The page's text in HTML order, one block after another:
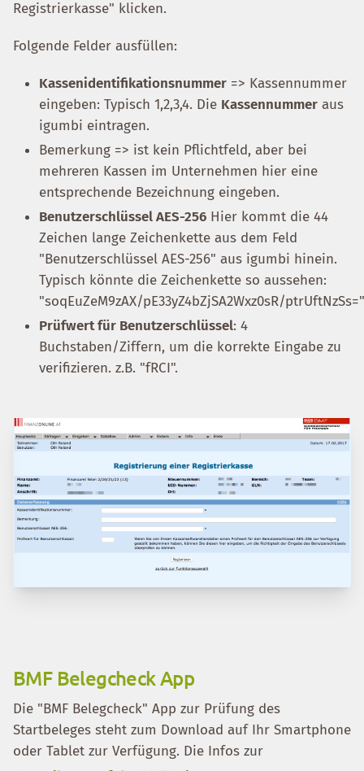
Registrierkasse" klicken.
Folgende Felder ausfüllen:
Kassenidentifikationsnummer => Kassennummer
eingeben: Typisch 1,2,3,4. Die Kassennummer aus
igumbi eintragen.
Bemerkung => ist kein Pflichtfeld, aber bei
mehreren Kassen im Unternehmen hier eine
entsprechende Bezeichnung eingeben.
Benutzerschlüssel AES-256 Hier kommt die 44
Zeichen lange Zeichenkette aus dem Feld
"Benutzerschlüssel AES-256" aus igumbi hinein.
Typisch könnte die Zeichenkette so aussehen:
"soqEuZeM9zAX/pE33yZ4bZjSA2Wxz0sR/ptrUftNzSs="
Prüfwert für Benutzerschlüssel: 4
Buchstaben/Ziffern, um die korrekte Eingabe zu
verifizieren. z.B. "fRCI".
BMF Belegcheck App
Die "BMF Belegcheck" App zur Prüfung des
Startbeleges steht zum Download auf Ihr Smartphone
oder Tablet zur Verfügung. Die Infos zur